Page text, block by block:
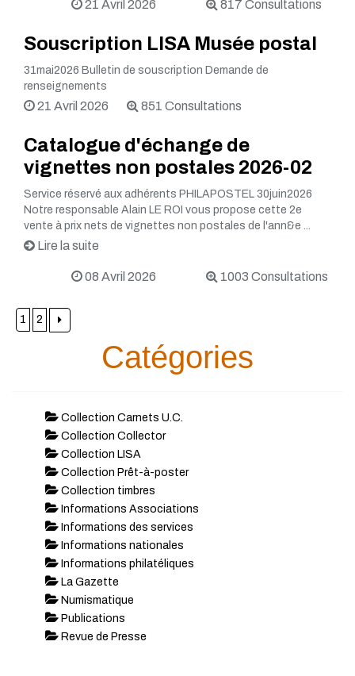
21 Avril 2026 817 Consultations
Souscription LISA Musée postal
31mai2026 Bulletin de souscription Demande de
renseignements
21 Avril 2026 851 Consultations
Catalogue d'échange de
vignettes non postales 2026-02
Service réservé aux adhérents PHILAPOSTEL 30juin2026
Notre responsable Alain LE ROI vous propose cette 2e
vente à prix nets de vignettes non postales de l'ann&e ...
Lire la suite
08 Avril 2026 1003 Consultations
1 2
Catégories
Collection Carnets U.C.
Collection Collector
Collection LISA
Collection Prêt-à-poster
Collection timbres
Informations Associations
Informations des services
Informations nationales
Informations philatéliques
La Gazette
Numismatique
Publications
Revue de Presse